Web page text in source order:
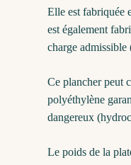
Elle est fabriquée
est également
charge admissible
Ce plancher peut
polyéthylène
dangereux
Le poids de la